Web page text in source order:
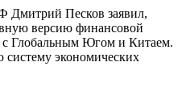
Дмитрий Песков заявил,
версию финансовой
с Глобальным Югом и Китаем.
экономических